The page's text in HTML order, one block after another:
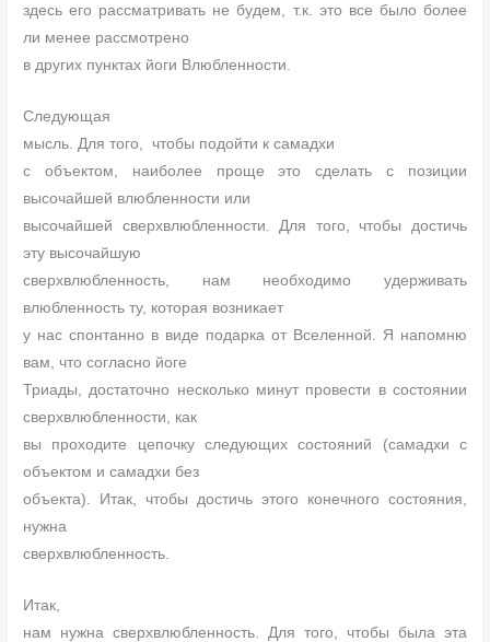
здесь его рассматривать не будем, т.к. это все было более
ли менее рассмотрено
в других пунктах йоги Влюбленности.
Следующая
мысль. Для того,
чтобы подойти к самадхи
с объектом, наиболее проще это сделать с позиции
высочайшей влюбленности или
высочайшей сверхвлюбленности. Для того, чтобы достичь
эту высочайшую
сверхвлюбленность, нам необходимо удерживать
влюбленность ту, которая возникает
у нас спонтанно в виде подарка от Вселенной. Я напомню
вам, что согласно йоге
Триады, достаточно несколько минут провести в состоянии
сверхвлюбленности, как
вы проходите цепочку следующих состояний (самадхи с
объектом и самадхи без
объекта). Итак, чтобы достичь этого конечного состояния,
нужна
сверхвлюбленность.
Итак,
нам нужна сверхвлюбленность. Для того, чтобы была эта